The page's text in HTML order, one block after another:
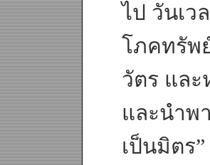
ไป วันเว
โภคทรัพ
วัตร แล
และนำพ
เป็นมิตร